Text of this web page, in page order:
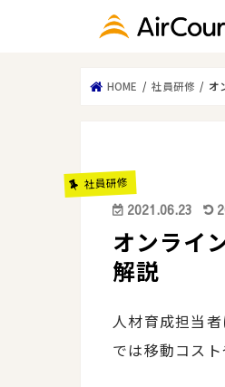
HOME 社員研修 オ
社員研修
2021.06.23
オンライ
解説
人材育成担当
では移動コス